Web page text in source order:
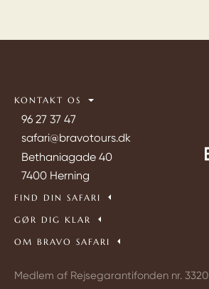
KONTAKT OS
96 27 37 47
safari@bravotours.dk
Bethaniagade 40
7400 Herning
FIND DIN SAFARI
GØR DIG KLAR
OM BRAVO SAFARI
Medlem af Rejsegarantifonden nr. 3320